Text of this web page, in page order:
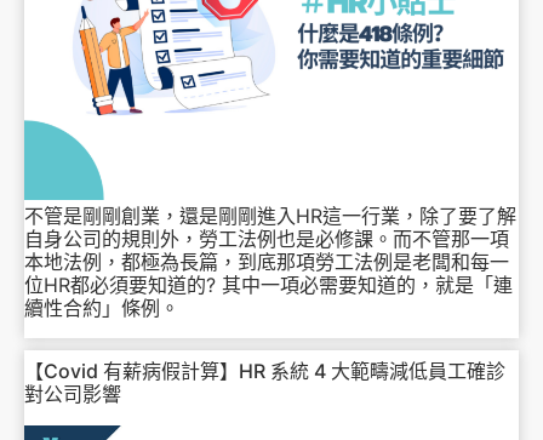
不管是剛剛創業，還是剛剛進入HR這一行業，除了要了解
自身公司的規則外，勞工法例也是必修課。而不管那一項
本地法例，都極為長篇，到底那項勞工法例是老闆和每一
位HR都必須要知道的? 其中一項必需要知道的，就是「連
續性合約」條例。
【Covid 有薪病假計算】HR 系統 4 大範疇減低員工確診
對公司影響